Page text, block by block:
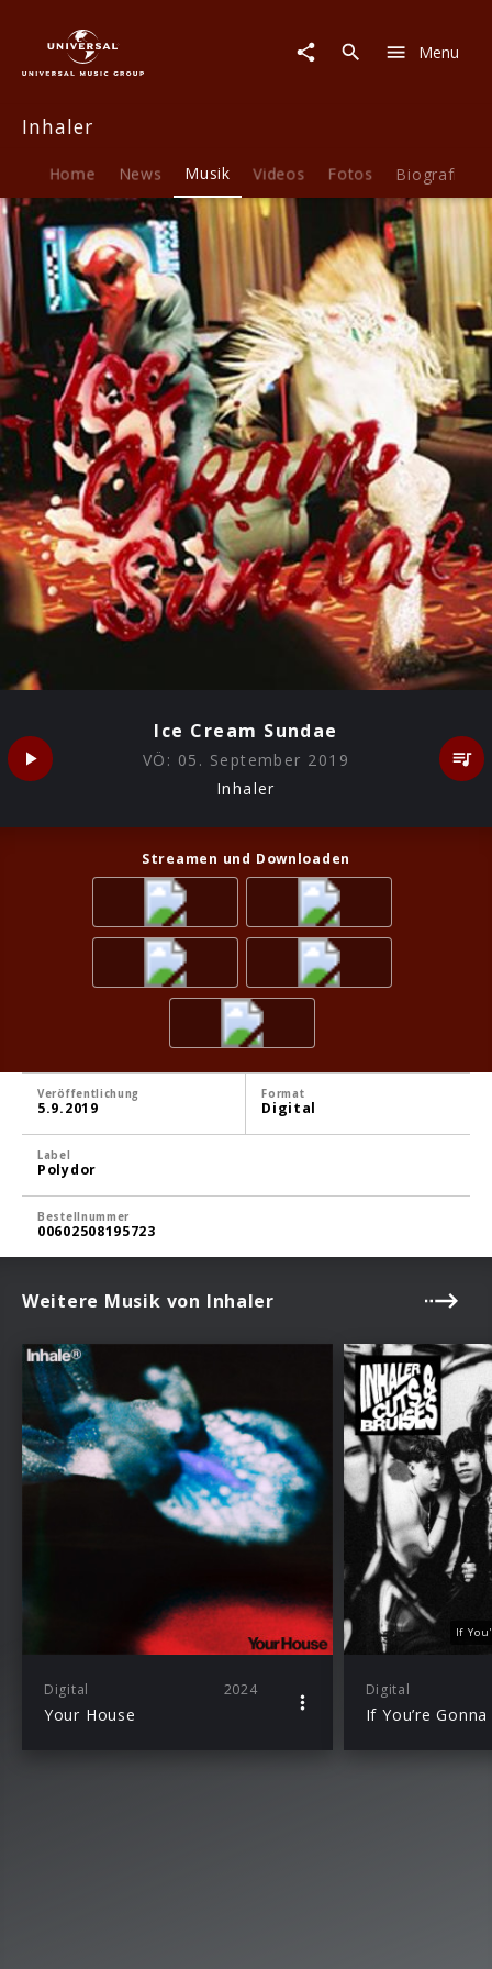
Cream
Menu
Inhaler
Home News Musik Videos Fotos Biografie
Ice Cream Sundae
VÖ: 05. September 2019
Inhaler
Streamen und Downloaden
Veröffentlichung
5.9.2019
Format
Digital
Label
Polydor
Bestellnummer
00602508195723
Weitere Musik von Inhaler
Digital 2024
Your House
If
Digital